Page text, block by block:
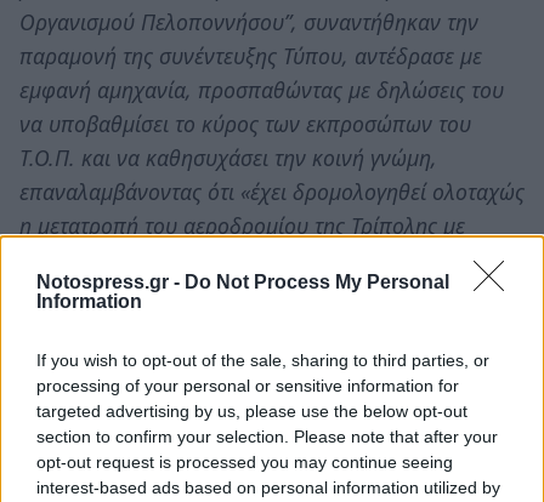
Notospress.gr - Do Not Process My Personal
Information
If you wish to opt-out of the sale, sharing to third parties, or
processing of your personal or sensitive information for
targeted advertising by us, please use the below opt-out
section to confirm your selection. Please note that after your
opt-out request is processed you may continue seeing
interest-based ads based on personal information utilized by
Οργανισμού Πελοποννήσου”, συναντήθηκαν την
παραμονή της συνέντευξης Τύπου, αντέδρασε με
εμφανή αμηχανία, προσπαθώντας με δηλώσεις του
να υποβαθμίσει το κύρος των εκπροσώπων του
Τ.Ο.Π. και να καθησυχάσει την κοινή γνώμη,
επαναλαμβάνοντας ότι «έχει δρομολογηθεί ολοταχώς
η μετατροπή του αεροδρομίου της Τρίπολης με
παράλληλη πολιτική και εμπορευματική χρήση»,
ξεχνώντας να τοποθετηθεί επί των ουσιαστικών
Να θυμίσουμε ότι, στις 16 Σεπτεμβρίου, ο κ.
Τατούλης, σχολιάζοντας την «τελετουργική
υπογραφή της ΚΥΑ» από τους κ.κ. Αβραμόπουλο και